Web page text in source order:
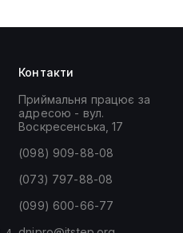
Контакти
Приймальня працює за
адресою - вул.
Воскресенська, 17
(098) 909-88-08
(073) 797-88-08
(099) 600-66-77